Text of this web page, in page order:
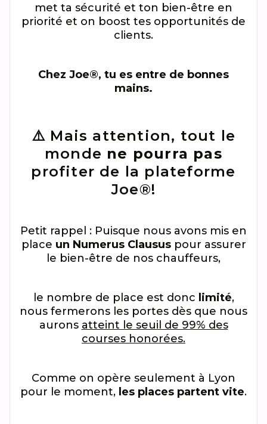
met ta sécurité et ton bien-être en
priorité et on boost tes opportunités de
clients.
Chez Joe®, tu es entre de bonnes
mains.
⚠️ Mais attention, tout le
monde ne pourra pas
profiter de la plateforme
Joe®!
Petit rappel : Puisque nous avons mis en
place un Numerus Claususpour assurer
le bien-être de nos chauffeurs,
le nombre de place est donc limité,
nous fermerons les portes dès que nous
aurons atteint le seuil de 99% des
courses honorées.
Comme on opère seulement à Lyon
pour le moment, les places partent vite.